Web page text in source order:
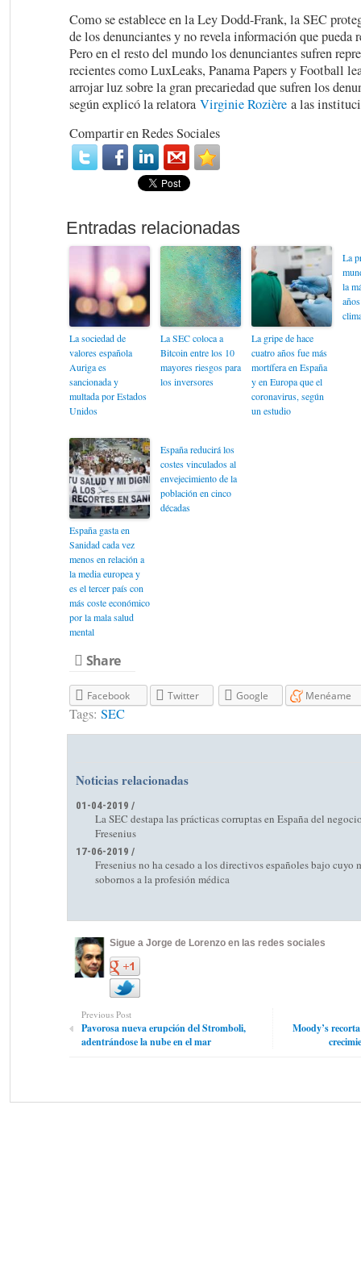
Como se establece en la Ley Dodd-Frank, la SEC
de los denunciantes y no revela información que pueda
Pero en el resto del mundo los denunciantes sufren
recientes como LuxLeaks, Panama Papers y Football
arrojar luz sobre la gran precariedad que sufren los
según explicó la relatora Virginie Rozièrea las
Compartir en Redes Sociales
La sociedad de
valores española
Auriga es
sancionada y
multada por Estados
Unidos
La SEC coloca a
Bitcoin entre los 10
mayores riesgos para
los inversores
La gripe de hace
cuatro años fue más
mortífera en España
y en Europa que el
coronavirus, según
un estudio
La
la
España gasta en
Sanidad cada vez
menos en relación a
la media europea y
es el tercer país con
más coste económico
por la mala salud
mental
España reducirá los
costes vinculados al
envejecimiento de la
población en cinco
décadas
Share
Facebook Twitter Google Menéame
Tags: SEC
Noticias relacionadas
01-04-2019 /
La SEC destapa las prácticas corruptas en España del
Fresenius
17-06-2019 /
Fresenius no ha cesado a los directivos españoles bajo cuyo
sobornos a la profesión médica
Sigue a Jorge de Lorenzo en las redes sociales
Previous Post
Pavorosa nueva erupción del Stromboli,
adentrándose la nube en el mar
Moody’s